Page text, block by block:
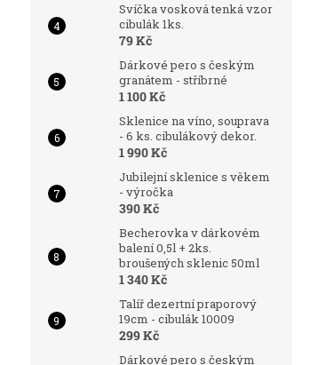
Svíčka vosková tenká vzor
cibulák 1ks.
79 Kč
Dárkové pero s českým
granátem - stříbrné
1 100 Kč
Sklenice na víno, souprava
- 6 ks. cibulákový dekor.
1 990 Kč
Jubilejní sklenice s věkem
- výročka
390 Kč
Becherovka v dárkovém
balení 0,5l + 2ks.
broušených sklenic 50ml
1 340 Kč
Talíř dezertní praporový
19cm - cibulák 10009
299 Kč
Dárkové pero s českým